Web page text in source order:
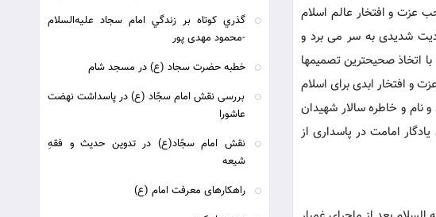
عزت و افتخار عالم اسلام
شدیدی به سر می برد و
اتخاذ صحیحترین تصمیمها
و افتخار ابدی برای اسلام
نام و خاطره سالار شهیدان
امامت در پاسداری از
گذري كوتاه بر زندگي امام سجاد عليه‌السلام
-محمود مهدی پور
خطبه حضرت سجاد (ع) در مسجد شام
بررسی نقش امام سجّاد (ع) در پاسداشت نهضت
عاشورا
نقش امام سجّاد(ع) در تدوین حدیث و فقهِ
شیعه
راهکارهای معرفت امام (ع)